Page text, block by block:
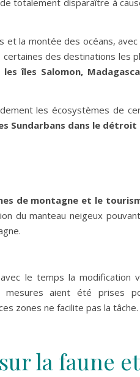
la montée des océans, avec
des destinations les
îles Salomon,
les écosystèmes de
Sundarbans dans le détroit
de montagne et le
du manteau neigeux
le temps la modification
mesures aient été prises
zones ne facilite pas la tâche.
la faune